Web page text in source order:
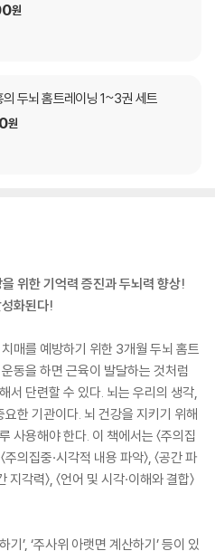
원
두뇌 홈트레이닝 1~3권 세트
원
위한 기억력 증진과 두뇌력 향상!
화된다!
매를 예방하기 위한 3개월 두뇌 홈트
동을 하면 근육이 발달하는 것처럼
서 단련할 수 있다. 뇌는 우리의 생각,
한 기관이다. 뇌 건강을 지키기 위해
사용해야 한다. 이 책에서는 〈주의집
주의집중·시각적 내용 파악〉, 〈공간 파
지각력〉, 〈언어 및 시각·이해와 결합〉
기’, ‘주사위 아랫면 계산하기’ 등이 있